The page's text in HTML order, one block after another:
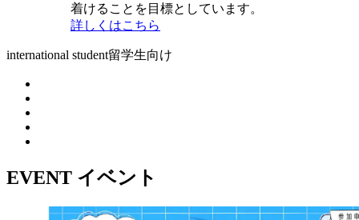
着けることを目標としています。
詳しくはこちら
international student留学生向け
EVENT イベント